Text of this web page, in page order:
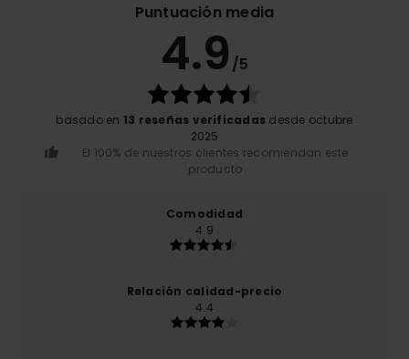
Puntuación media
4.9 /5
basado en 13 reseñas verificadas desde octubre
2025
El 100% de nuestros clientes recomiendan este
producto
Comodidad
4.9
Relación calidad-precio
4.4